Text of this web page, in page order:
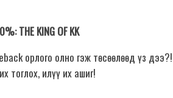
THE KING OF KK
орлого олно гэж төсөөлөөд үз дээ?!
тоглох, илүү их ашиг!